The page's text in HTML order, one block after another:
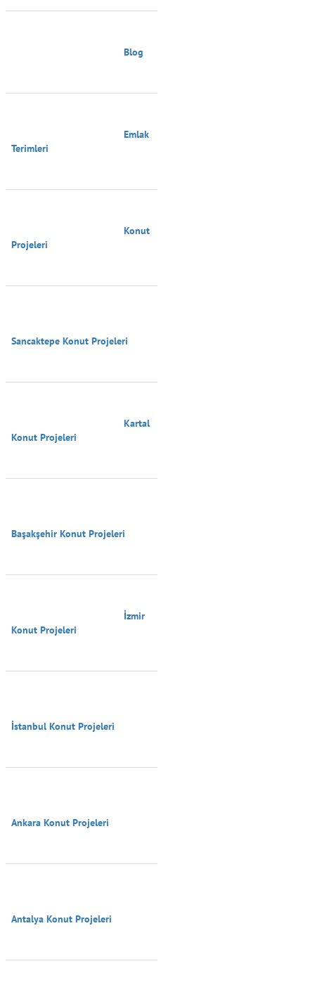
Terimleri
Projeleri
Sancaktepe Konut Projeleri
Konut Projeleri
Başakşehir Konut Projeleri
Konut Projeleri
İstanbul Konut Projeleri
Ankara Konut Projeleri
Antalya Konut Projeleri